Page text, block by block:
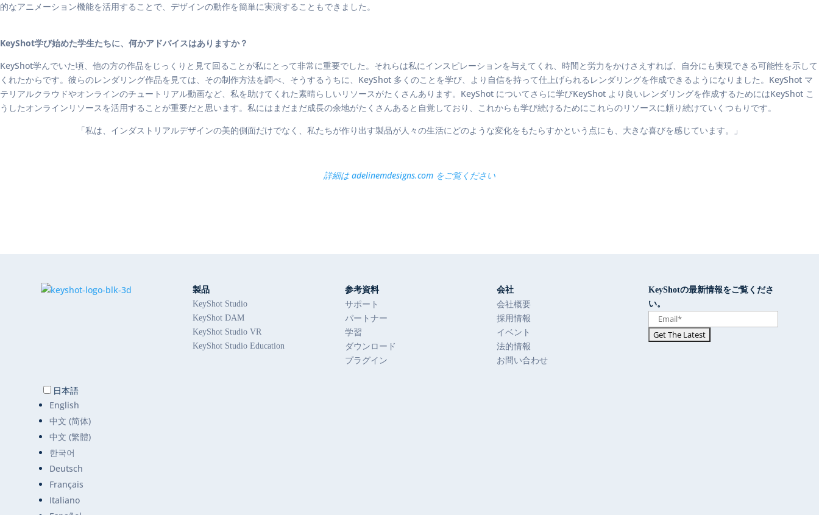
的なアニメーション機能を活用することで、デザインの動作を簡単に実演することもできました。
KeyShot学び始めた学生たちに、何かアドバイスはありますか？
KeyShot学んでいた頃、他の方の作品をじっくりと見て回ることが私にとって非常に重要でした。それらは私にインスピレーションを与えてくれ、時間と労力をかけさえすれば、自分にも実現できる可能性を示して
くれたからです。彼らのレンダリング作品を見ては、その制作方法を調べ、そうするうちに、KeyShot 多くのことを学び、より自信を持って仕上げられるレンダリングを作成できるようになりました。KeyShot マ
テリアルクラウドやオンラインのチュートリアル動画など、私を助けてくれた素晴らしいリソースがたくさんあります。KeyShot についてさらに学びKeyShot より良いレンダリングを作成するためにはKeyShot こ
うしたオンラインリソースを活用することが重要だと思います。私にはまだまだ成長の余地がたくさんあると自覚しており、これからも学び続けるためにこれらのリソースに頼り続けていくつもりです。
「私は、インダストリアルデザインの美的側面だけでなく、私たちが作り出す製品が人々の生活にどのような変化をもたらすかという点にも、大きな喜びを感じています。」
詳細は adelinemdesigns.com をご覧ください
製品
KeyShot Studio
KeyShot DAM
KeyShot Studio VR
KeyShot Studio Education
参考資料
サポート
パートナー
学習
ダウンロード
プラグイン
会社
会社概要
採用情報
イベント
法的情報
お問い合わせ
KeyShotの最新情報をご覧くださ
い。
日本語
English
中文 (简体)
中文 (繁體)
한국어
Deutsch
Français
Italiano